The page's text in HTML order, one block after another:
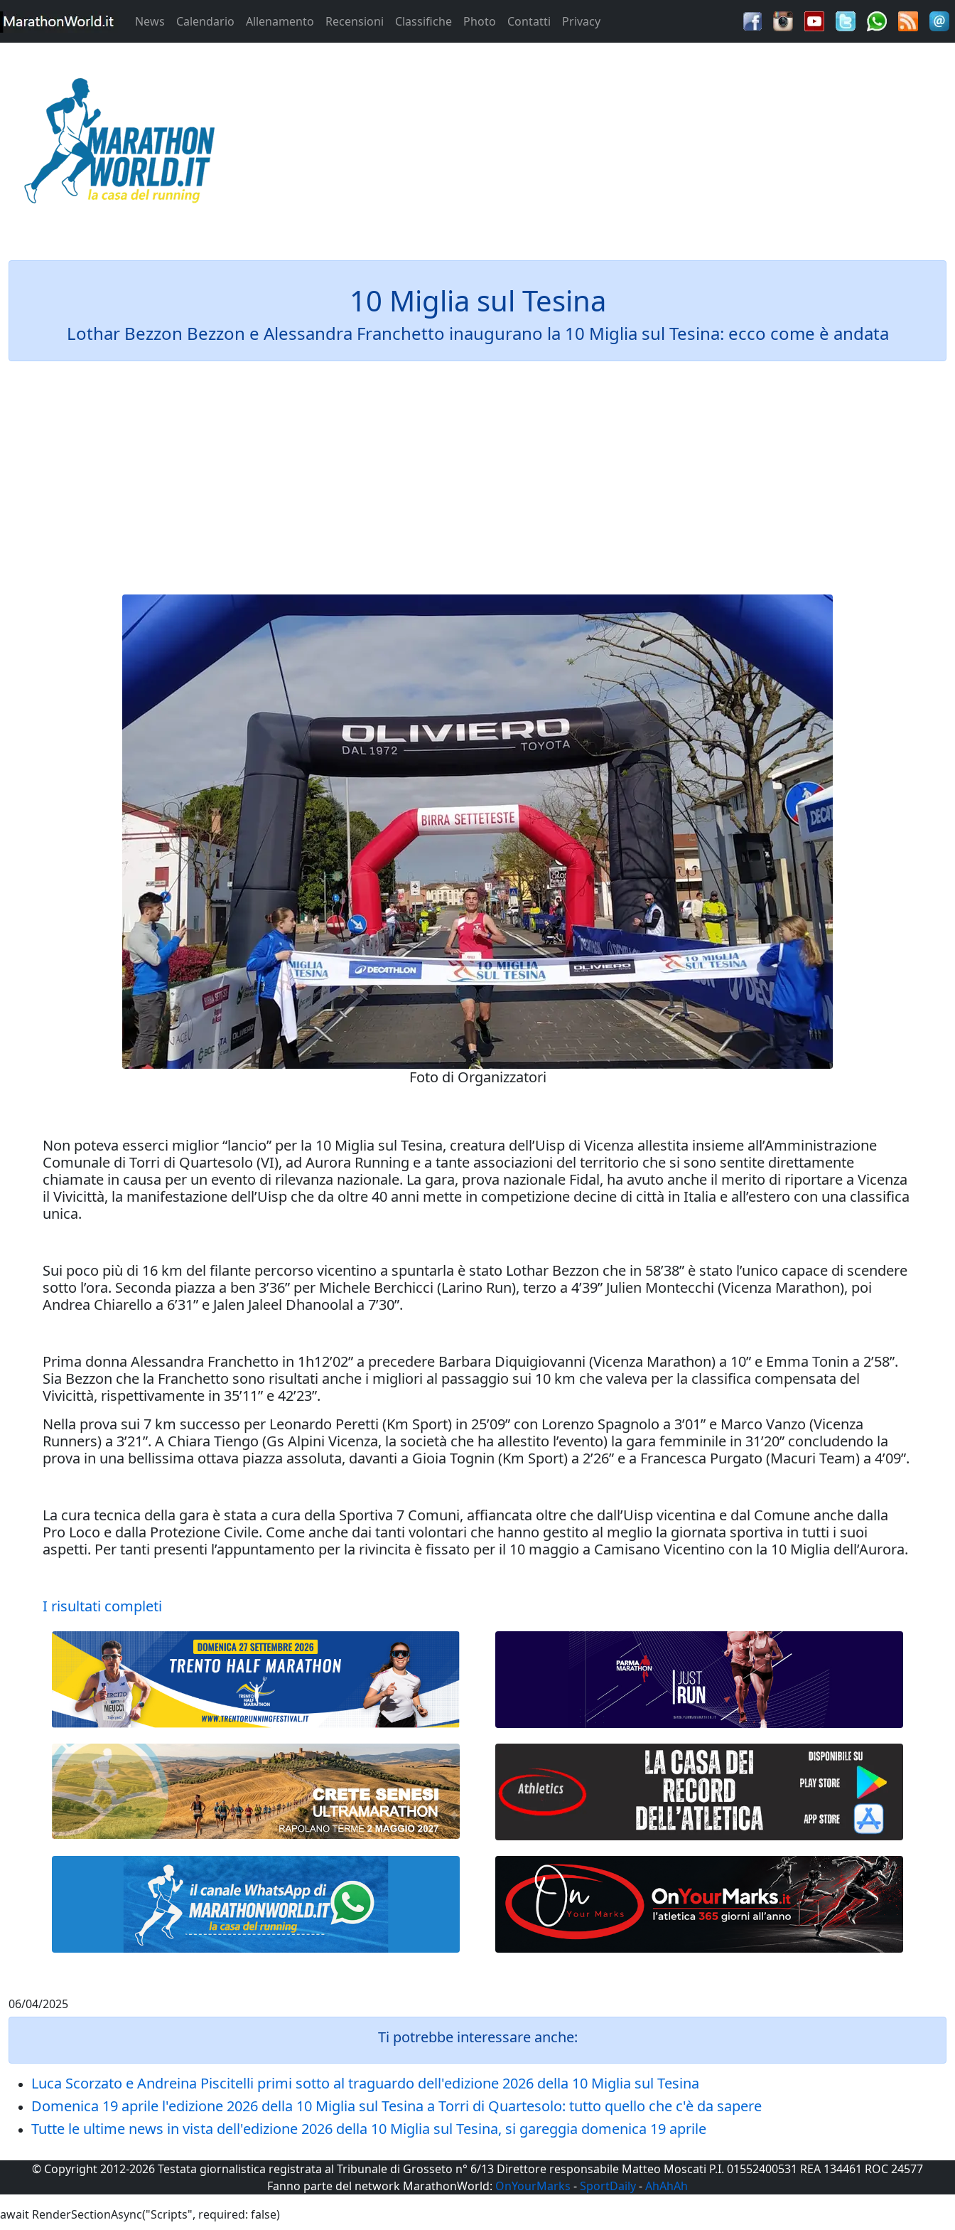
News Calendario Allenamento Recensioni Classifiche Photo Contatti Privacy
10 Miglia sul Tesina
Lothar Bezzon Bezzon e Alessandra Franchetto inaugurano la 10 Miglia sul Tesina: ecco come è andata
Foto di Organizzatori
Non poteva esserci miglior “lancio” per la 10 Miglia sul Tesina, creatura dell’Uisp di Vicenza allestita insieme all’Amministrazione
Comunale di Torri di Quartesolo (VI), ad Aurora Running e a tante associazioni del territorio che si sono sentite direttamente
chiamate in causa per un evento di rilevanza nazionale. La gara, prova nazionale Fidal, ha avuto anche il merito di riportare a Vicenza
il Vivicittà, la manifestazione dell’Uisp che da oltre 40 anni mette in competizione decine di città in Italia e all’estero con una classifica
unica.
Sui poco più di 16 km del filante percorso vicentino a spuntarla è stato Lothar Bezzon che in 58’38” è stato l’unico capace di scendere
sotto l’ora. Seconda piazza a ben 3’36” per Michele Berchicci (Larino Run), terzo a 4’39” Julien Montecchi (Vicenza Marathon), poi
Andrea Chiarello a 6’31” e Jalen Jaleel Dhanoolal a 7’30”.
Prima donna Alessandra Franchetto in 1h12’02” a precedere Barbara Diquigiovanni (Vicenza Marathon) a 10” e Emma Tonin a 2’58”.
Sia Bezzon che la Franchetto sono risultati anche i migliori al passaggio sui 10 km che valeva per la classifica compensata del
Vivicittà, rispettivamente in 35’11” e 42’23”.
Nella prova sui 7 km successo per Leonardo Peretti (Km Sport) in 25’09” con Lorenzo Spagnolo a 3’01” e Marco Vanzo (Vicenza
Runners) a 3’21”. A Chiara Tiengo (Gs Alpini Vicenza, la società che ha allestito l’evento) la gara femminile in 31’20” concludendo la
prova in una bellissima ottava piazza assoluta, davanti a Gioia Tognin (Km Sport) a 2’26” e a Francesca Purgato (Macuri Team) a 4’09”.
La cura tecnica della gara è stata a cura della Sportiva 7 Comuni, affiancata oltre che dall’Uisp vicentina e dal Comune anche dalla
Pro Loco e dalla Protezione Civile. Come anche dai tanti volontari che hanno gestito al meglio la giornata sportiva in tutti i suoi
aspetti. Per tanti presenti l’appuntamento per la rivincita è fissato per il 10 maggio a Camisano Vicentino con la 10 Miglia dell’Aurora.
I risultati completi
06/04/2025
Ti potrebbe interessare anche:
Luca Scorzato e Andreina Piscitelli primi sotto al traguardo dell'edizione 2026 della 10 Miglia sul Tesina
Domenica 19 aprile l'edizione 2026 della 10 Miglia sul Tesina a Torri di Quartesolo: tutto quello che c'è da sapere
Tutte le ultime news in vista dell'edizione 2026 della 10 Miglia sul Tesina, si gareggia domenica 19 aprile
© Copyright 2012-2026 Testata giornalistica registrata al Tribunale di Grosseto n° 6/13 Direttore responsabile Matteo Moscati P.I. 01552400531 REA 134461 ROC 24577
Fanno parte del network MarathonWorld: OnYourMarks -SportDaily-AhAhAh
await RenderSectionAsync("Scripts", required: false)